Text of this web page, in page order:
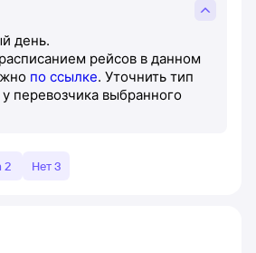
день.
рейсов в данном
по ссылке. Уточнить тип
перевозчика выбранного
2 Нет 3